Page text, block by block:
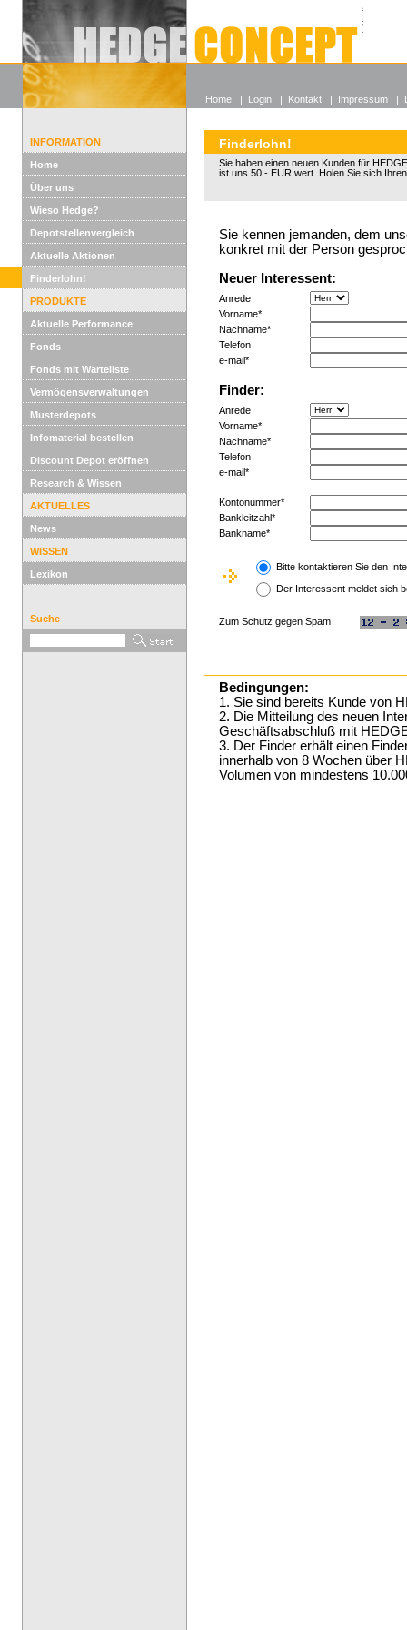
Alle
Wieso
INFORMATION
Home
Über uns
Wieso Hedge?
Depotstellenvergleich
Aktuelle Aktionen
Finderlohn!
PRODUKTE
Aktuelle Performance
Fonds
Fonds mit Warteliste
Vermögensverwaltungen
Musterdepots
Infomaterial bestellen
Discount Depot eröffnen
Research & Wissen
AKTUELLES
News
WISSEN
Lexikon
Suche
Finderlohn!
Sie haben einen neuen Kunden für
ist uns 50,- EUR wert. Holen Sie sich
Sie kennen jemanden, dem
konkret mit der Person
Neuer Interessent:
Anrede
Vorname*
Nachname*
Telefon
e-mail*
Finder:
Anrede
Vorname*
Nachname*
Telefon
e-mail*
Kontonummer*
Bankleitzahl*
Bankname*
Bitte kontaktieren Sie den
Der Interessent meldet sich
Zum Schutz gegen Spam
Bedingungen:
1. Sie sind bereits Kunde von
2. Die Mitteilung des neuen
Geschäftsabschluß mit
3. Der Finder erhält einen
innerhalb von 8 Wochen über
Volumen von mindestens
Home | Login | Kontakt | Impressum |